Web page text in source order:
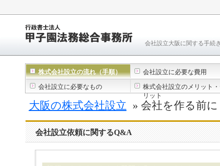
会社設立大阪に関する手続
株式会社設立の流れ（手順）
会社設立に必要な費用
会社設立に必要なもの
株式会社設立のメリット
リット
大阪の株式会社設立 » 会社を作る前
会社設立依頼に関するQ&A